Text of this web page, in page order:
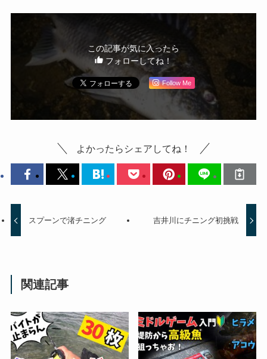
この記事が気に入ったら
フォローしてね！
Follow Me
よかったらシェアしてね！
スプーンで渚チニング 吉井川にチニング初挑戦
関連記事